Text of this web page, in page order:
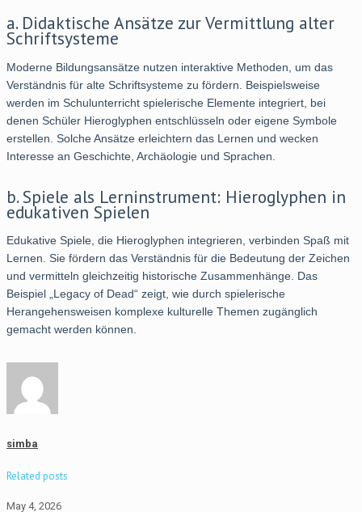
a. Didaktische Ansätze zur Vermittlung alter
Schriftsysteme
Moderne Bildungsansätze nutzen interaktive Methoden, um das
Verständnis für alte Schriftsysteme zu fördern. Beispielsweise
werden im Schulunterricht spielerische Elemente integriert, bei
denen Schüler Hieroglyphen entschlüsseln oder eigene Symbole
erstellen. Solche Ansätze erleichtern das Lernen und wecken
Interesse an Geschichte, Archäologie und Sprachen.
b. Spiele als Lerninstrument: Hieroglyphen in
edukativen Spielen
Edukative Spiele, die Hieroglyphen integrieren, verbinden Spaß mit
Lernen. Sie fördern das Verständnis für die Bedeutung der Zeichen
und vermitteln gleichzeitig historische Zusammenhänge. Das
Beispiel „Legacy of Dead“ zeigt, wie durch spielerische
Herangehensweisen komplexe kulturelle Themen zugänglich
gemacht werden können.
simba
Related posts
May 4, 2026